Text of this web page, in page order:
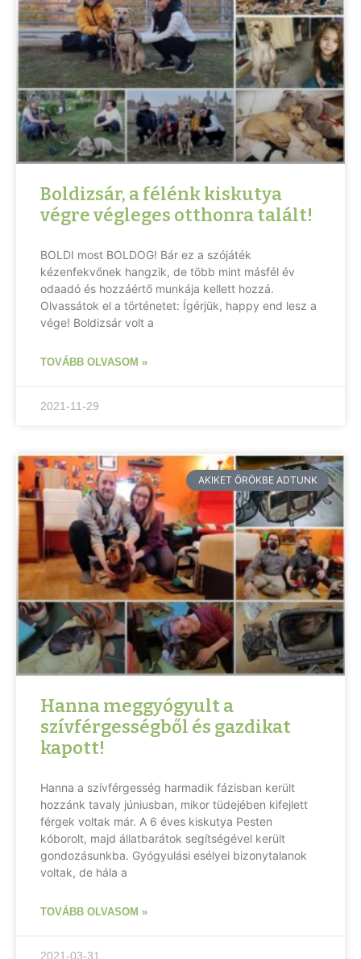
Boldizsár, a félénk kiskutya
végre végleges otthonra talált!
BOLDI most BOLDOG! Bár ez a szójáték
kézenfekvőnek hangzik, de több mint másfél év
odaadó és hozzáértő munkája kellett hozzá.
Olvassátok el a történetet: Ígérjük, happy end lesz a
vége! Boldizsár volt a
TOVÁBB OLVASOM »
2021-11-29
AKIKET ÖRÖKBE ADTUNK
Hanna meggyógyult a
szívférgességből és gazdikat
kapott!
Hanna a szívférgesség harmadik fázisban került
hozzánk tavaly júniusban, mikor tüdejében kifejlett
férgek voltak már. A 6 éves kiskutya Pesten
kóborolt, majd állatbarátok segítségével került
gondozásunkba. Gyógyulási esélyei bizonytalanok
voltak, de hála a
TOVÁBB OLVASOM »
2021-03-31